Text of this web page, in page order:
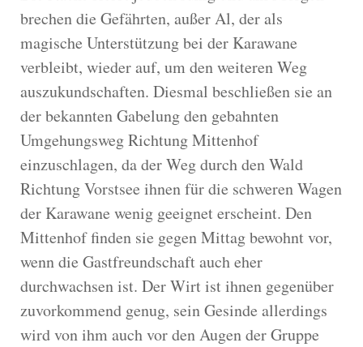
brechen die Gefährten, außer Al, der als
magische Unterstützung bei der Karawane
verbleibt, wieder auf, um den weiteren Weg
auszukundschaften. Diesmal beschließen sie an
der bekannten Gabelung den gebahnten
Umgehungsweg Richtung Mittenhof
einzuschlagen, da der Weg durch den Wald
Richtung Vorstsee ihnen für die schweren Wagen
der Karawane wenig geeignet erscheint. Den
Mittenhof finden sie gegen Mittag bewohnt vor,
wenn die Gastfreundschaft auch eher
durchwachsen ist. Der Wirt ist ihnen gegenüber
zuvorkommend genug, sein Gesinde allerdings
wird von ihm auch vor den Augen der Gruppe